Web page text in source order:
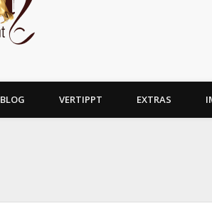
BLOG VERTIPPT EXTRAS